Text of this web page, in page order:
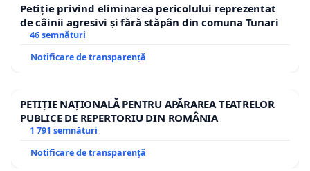
Petiție privind eliminarea pericolului reprezentat
de câinii agresivi și fără stăpân din comuna Tunari
46 semnături
Notificare de transparență
PETIȚIE NAȚIONALĂ PENTRU APĂRAREA TEATRELOR
PUBLICE DE REPERTORIU DIN ROMÂNIA
1 791 semnături
Notificare de transparență